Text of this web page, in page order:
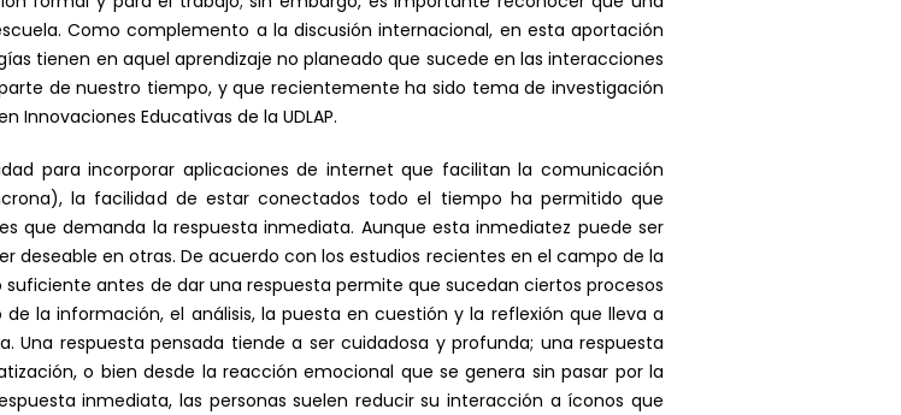
Como complemento a la discusión internacional, en esta aportación
tienen en aquel aprendizaje no planeado que sucede en las interacciones
de nuestro tiempo, y que recientemente ha sido tema de investigación
Innovaciones Educativas de la UDLAP.
para incorporar aplicaciones de internet que facilitan la comunicación
la facilidad de estar conectados todo el tiempo ha permitido que
que demanda la respuesta inmediata. Aunque esta inmediatez puede ser
en otras. De acuerdo con los estudios recientes en el campo de la
antes de dar una respuesta permite que sucedan ciertos procesos
la información, el análisis, la puesta en cuestión y la reflexión que lleva a
Una respuesta pensada tiende a ser cuidadosa y profunda; una respuesta
o bien desde la reacción emocional que se genera sin pasar por la
inmediata, las personas suelen reducir su interacción a íconos que